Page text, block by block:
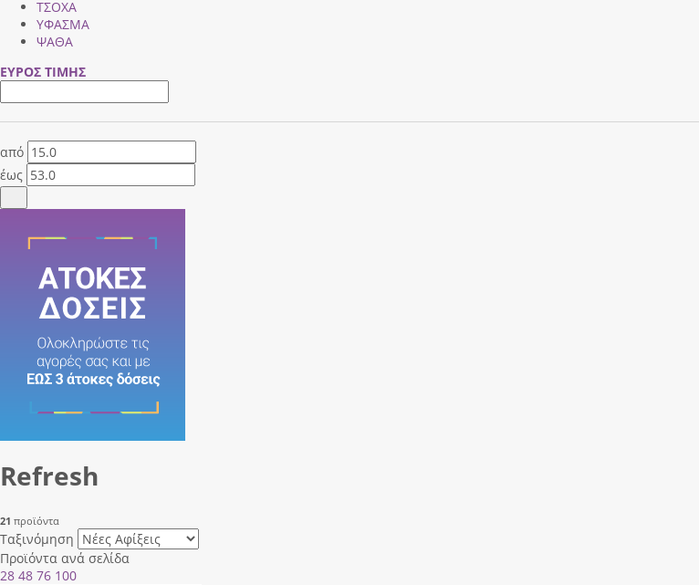
ΤΣΟΧΑ
ΥΦΑΣΜΑ
ΨΑΘΑ
ΕΥΡΟΣ ΤΙΜΗΣ
από
έως
Refresh
21 προϊόντα
Ταξινόμηση
Προϊόντα ανά σελίδα
28 48 76 100